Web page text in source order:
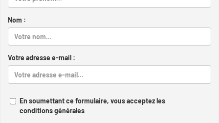
Nom :
Votre adresse e-mail :
En soumettant ce formulaire, vous acceptez les
conditions générales